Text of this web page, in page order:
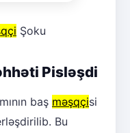
Şoku
Pisləşdi
baş məşqçisi
Bu